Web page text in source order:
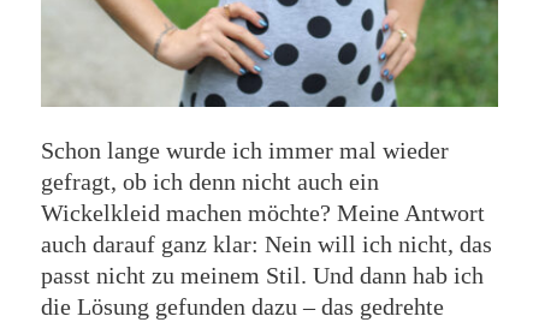
Schon lange wurde ich immer mal wieder
gefragt, ob ich denn nicht auch ein
Wickelkleid machen möchte? Meine Antwort
auch darauf ganz klar: Nein will ich nicht, das
passt nicht zu meinem Stil. Und dann hab ich
die Lösung gefunden dazu – das gedrehte